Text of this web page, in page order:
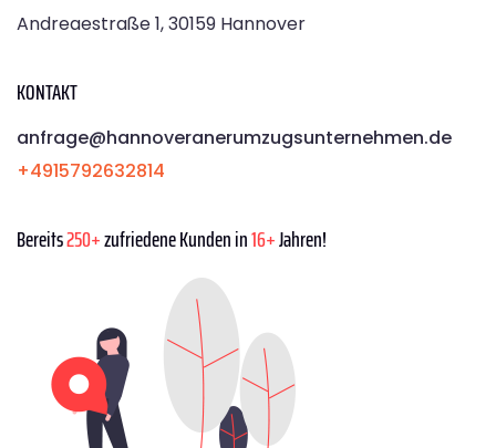
Andreaestraße 1, 30159 Hannover
KONTAKT
anfrage@hannoveranerumzugsunternehmen.de
+4915792632814
Bereits250+zufriedene Kunden in16+Jahren!